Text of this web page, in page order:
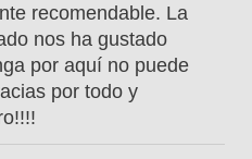
recomendable. La
nos ha gustado
por aquí no puede
por todo y